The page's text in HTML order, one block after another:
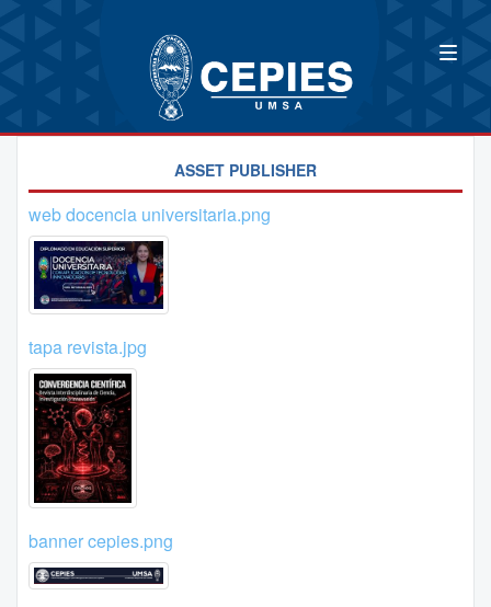
ASSET PUBLISHER
web docencia universitaria.png
tapa revista.jpg
banner cepies.png